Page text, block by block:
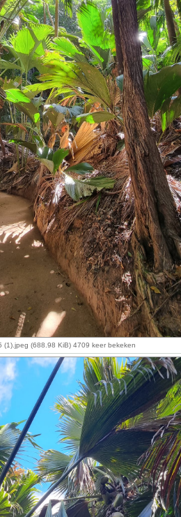
(688.98 KiB) 4709 keer bekeken